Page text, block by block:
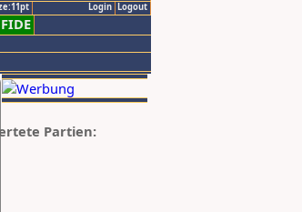
Logout
Login
FIDE
Partien: